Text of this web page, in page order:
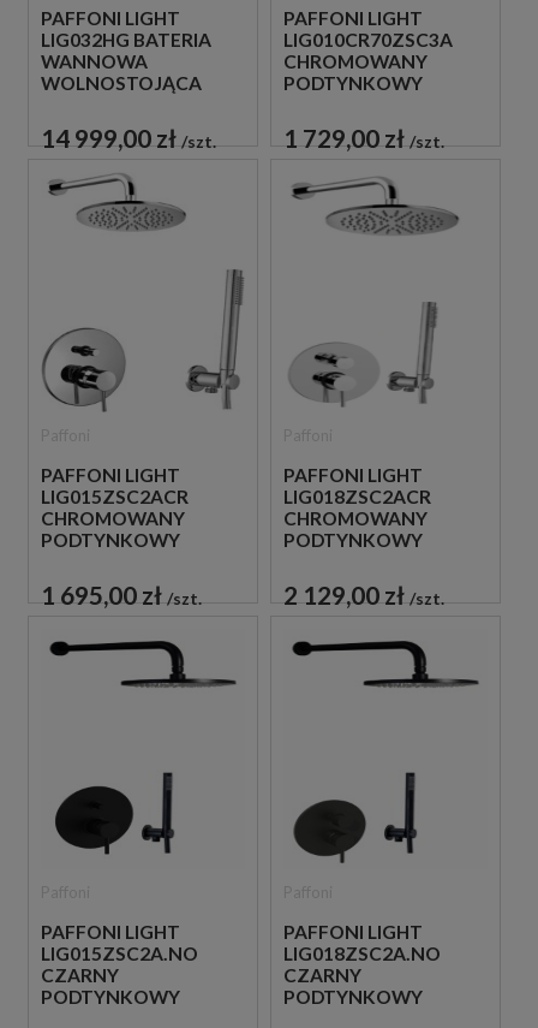
PAFFONI LIGHT
LIG032HG BATERIA
WANNOWA
WOLNOSTOJĄCA
14 999,00 zł szt.
PAFFONI LIGHT
LIG010CR70ZSC3A
CHROMOWANY
PODTYNKOWY
PRYSZNICOWY
1 729,00 zł szt.
PAFFONI LIGHT
LIG015ZSC2ACR
CHROMOWANY
PODTYNKOWY
PRYSZNICOWY
1 695,00 zł szt.
PAFFONI LIGHT
LIG018ZSC2ACR
CHROMOWANY
PODTYNKOWY
PRYSZNICOWY
2 129,00 zł szt.
PAFFONI LIGHT
LIG015ZSC2A.NO
CZARNY
PODTYNKOWY
PAFFONI LIGHT
LIG018ZSC2A.NO
CZARNY
PODTYNKOWY